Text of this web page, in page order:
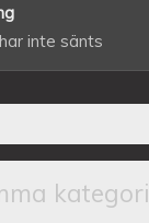
inte sänts
kategori